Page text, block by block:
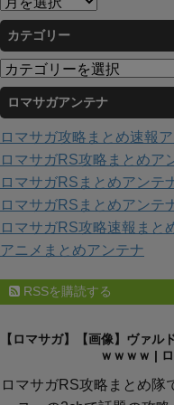
ー
カ
イ
ブ
カテゴリー
カ
テ
ゴ
リ
ー
ロマサガアンテナ
ロマサガ攻略まとめ速報
ロマサガRS攻略まとめア
ロマサガRSまとめアンテ
ロマサガRSまとめアンテ
ロマサガRS攻略速報まと
アニメまとめアンテナ
RSSを購読する
【ロマサガ】【画像】ヴァル
ｗｗｗｗ |
ロマサガRS攻略まとめ隊